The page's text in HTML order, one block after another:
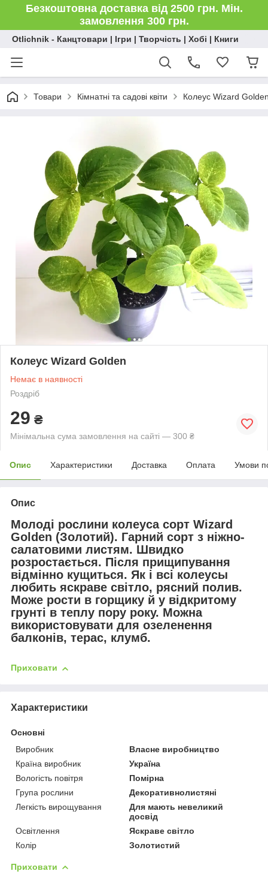
Безкоштовна доставка від 2500 грн. Мін.
замовлення 300 грн.
Otlichnik - Канцтовари | Ігри | Творчість | Хобі | Книги
Товари Кімнатні та садові квіти Колеус Wizard
Колеус Wizard Golden
Немає в наявності
Роздріб
29 ₴
Мінімальна сума замовлення на сайті — 300 ₴
Опис Характеристики Доставка Оплата Умови
Опис
Молоді рослини колеуса сорт Wizard
Golden (Золотий). Гарний сорт з ніжно-
салатовими листям. Швидко
розростається. Після прищипування
відмінно кущиться. Як і всі колеусы
любить яскраве світло, рясний полив.
Може рости в горщику й у відкритому
грунті в теплу пору року. Можна
використовувати для озеленення
балконів, терас, клумб.
Приховати
Характеристики
Основні
Виробник
Власне виробництво
Країна виробник
Україна
Вологість повітря
Помірна
Група рослини
Декоративнолистяні
Легкість вирощування
Для мають невеликий
досвід
Освітлення
Яскраве світло
Колір
Золотистий
Приховати